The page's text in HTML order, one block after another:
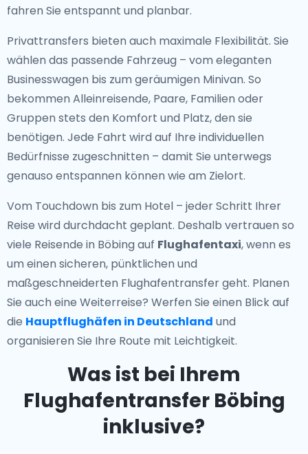
fahren Sie entspannt und planbar.
Privattransfers bieten auch maximale Flexibilität. Sie
wählen das passende Fahrzeug – vom eleganten
Businesswagen bis zum geräumigen Minivan. So
bekommen Alleinreisende, Paare, Familien oder
Gruppen stets den Komfort und Platz, den sie
benötigen. Jede Fahrt wird auf Ihre individuellen
Bedürfnisse zugeschnitten – damit Sie unterwegs
genauso entspannen können wie am Zielort.
Vom Touchdown bis zum Hotel – jeder Schritt Ihrer
Reise wird durchdacht geplant. Deshalb vertrauen so
viele Reisende in Böbing auf Flughafentaxi, wenn es
um einen sicheren, pünktlichen und
maßgeschneiderten Flughafentransfer geht. Planen
Sie auch eine Weiterreise? Werfen Sie einen Blick auf
die Hauptflughäfen in Deutschland und
organisieren Sie Ihre Route mit Leichtigkeit.
Was ist bei Ihrem
Flughafentransfer Böbing
inklusive?